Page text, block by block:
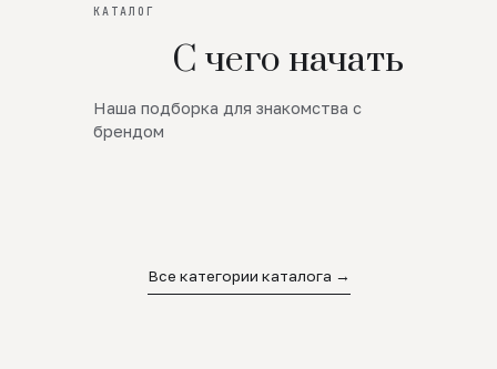
КАТАЛОГ
С чего начать
Наша подборка для знакомства с
брендом
Новинки
SALE
Все категории каталога →